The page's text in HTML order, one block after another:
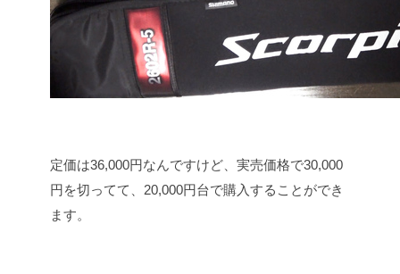
定価は36,000円なんですけど、実売価格で30,000
円を切ってて、20,000円台で購入することができ
ます。